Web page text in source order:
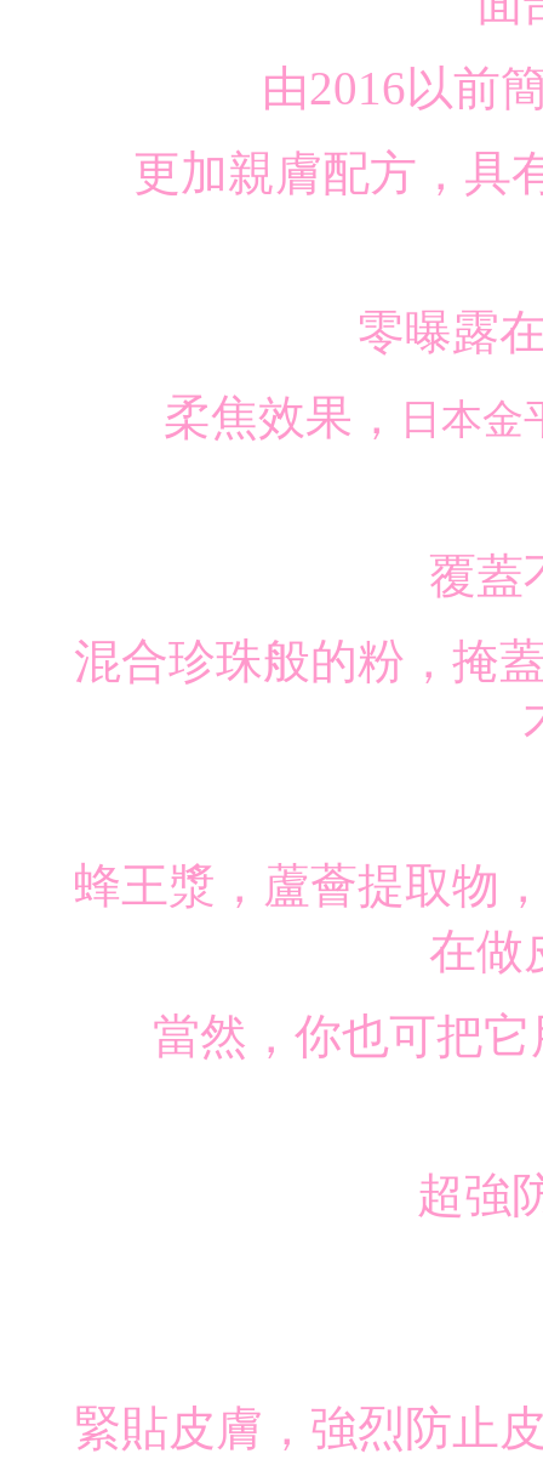
由2016以前
更加親膚配方，具
零曝露
柔焦效果，
日本金
覆蓋
混合珍珠般的粉，掩
蜂王漿，蘆薈提取物
在做
當然，你也可把
超強
緊貼皮膚，強烈防止